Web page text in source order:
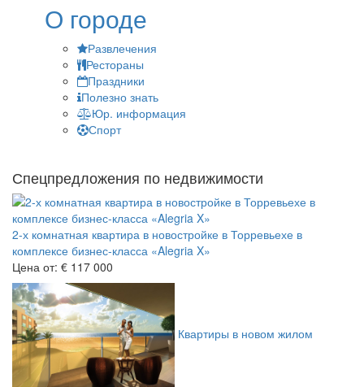
О городе
Развлечения
Рестораны
Праздники
Полезно знать
Юр. информация
Спорт
Спецпредложения по недвижимости
2-х комнатная квартира в новостройке в Торревьехе в
комплексе бизнес-класса «Alegria X»
Цена от: € 117 000
Квартиры в новом жилом